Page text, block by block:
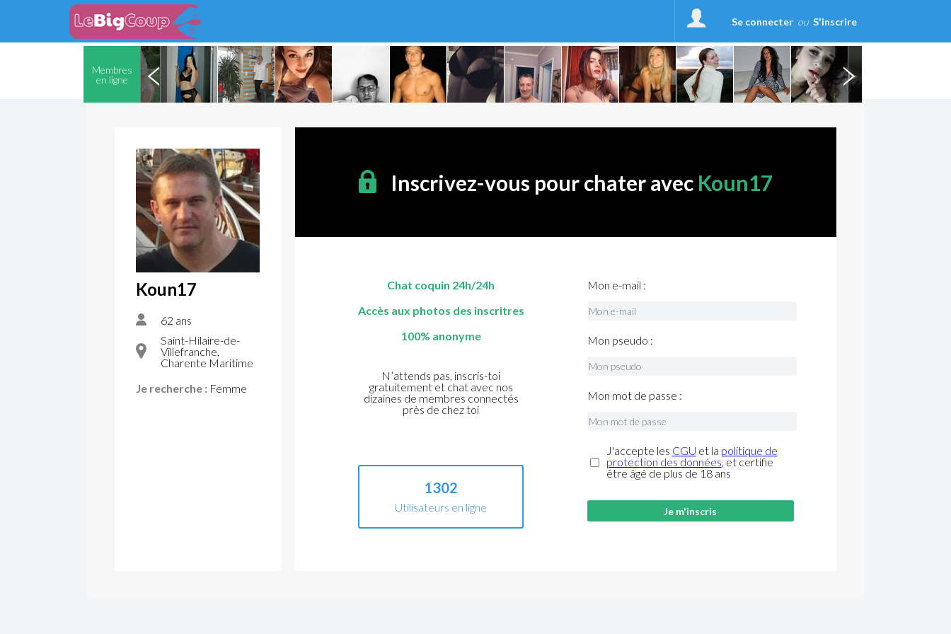
Se connecter ou S'inscrire
Membres
en ligne
Koun17
62 ans
Saint-Hilaire-de-
Villefranche,
Charente Maritime
Je recherche : Femme
Inscrivez-vous pour chater avec Koun17
Chat coquin 24h/24h
Accès aux photos des inscritres
100% anonyme
N’attends pas, inscris-toi
gratuitement et chat avec nos
dizaines de membres connectés
près de chez toi
1302
Utilisateurs en ligne
Mon e-mail :
Mon pseudo :
Mon mot de passe :
J'accepte les CGU et la politique de
protection des données, et certifie
être âgé de plus de 18 ans